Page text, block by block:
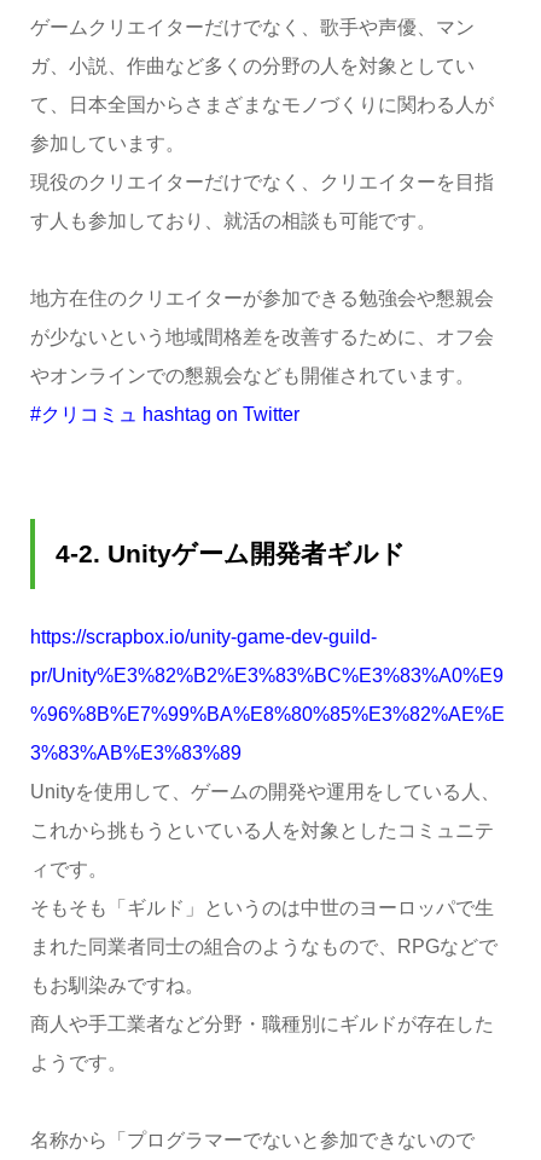
ゲームクリエイターだけでなく、歌手や声優、マン
ガ、小説、作曲など多くの分野の人を対象としてい
て、日本全国からさまざまなモノづくりに関わる人が
参加しています。
現役のクリエイターだけでなく、クリエイターを目指
す人も参加しており、就活の相談も可能です。
地方在住のクリエイターが参加できる勉強会や懇親会
が少ないという地域間格差を改善するために、オフ会
やオンラインでの懇親会なども開催されています。
#クリコミュ hashtag on Twitter
4-2. Unityゲーム開発者ギルド
https://scrapbox.io/unity-game-dev-guild-
pr/Unity%E3%82%B2%E3%83%BC%E3%83%A0%E9
%96%8B%E7%99%BA%E8%80%85%E3%82%AE%E
3%83%AB%E3%83%89
Unityを使用して、ゲームの開発や運用をしている人、
これから挑もうといている人を対象としたコミュニテ
ィです。
そもそも「ギルド」というのは中世のヨーロッパで生
まれた同業者同士の組合のようなもので、RPGなどで
もお馴染みですね。
商人や手工業者など分野・職種別にギルドが存在した
ようです。
名称から「プログラマーでないと参加できないので